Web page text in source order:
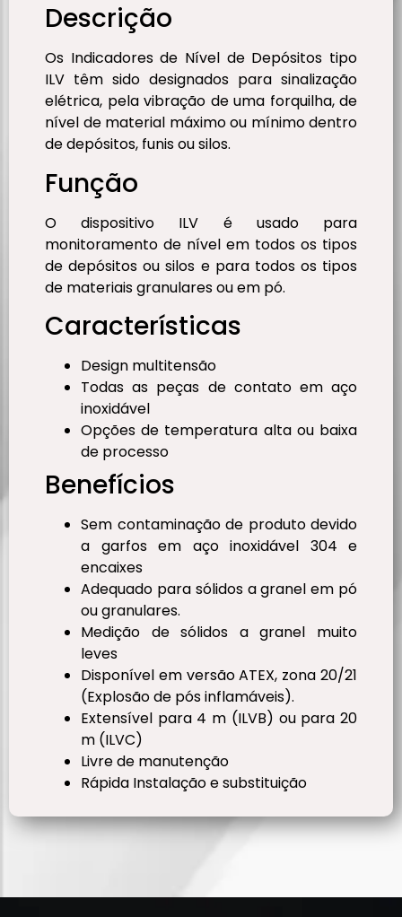
Descrição
Os Indicadores de Nível de Depósitos tipo
ILV têm sido designados para sinalização
elétrica, pela vibração de uma forquilha, de
nível de material máximo ou mínimo dentro
de depósitos, funis ou silos.
Função
O dispositivo ILV é usado para
monitoramento de nível em todos os tipos
de depósitos ou silos e para todos os tipos
de materiais granulares ou em pó.
Características
Design multitensão
Todas as peças de contato em aço
inoxidável
Opções de temperatura alta ou baixa
de processo
Benefícios
Sem contaminação de produto devido
a garfos em aço inoxidável 304 e
encaixes
Adequado para sólidos a granel em pó
ou granulares.
Medição de sólidos a granel muito
leves
Disponível em versão ATEX, zona 20/21
(Explosão de pós inflamáveis).
Extensível para 4 m (ILVB) ou para 20
m (ILVC)
Livre de manutenção
Rápida Instalação e substituição